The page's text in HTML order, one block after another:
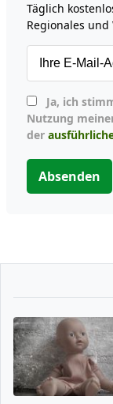
Täglich
Regionales und
Nutzung
der
Absenden